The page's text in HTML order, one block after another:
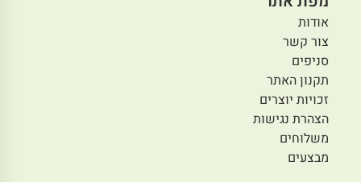
אודות
צור קשר
סניפים
תקנון האתר
זכויות יוצרים
הצהרת נגישות
משלוחים
מבצעים